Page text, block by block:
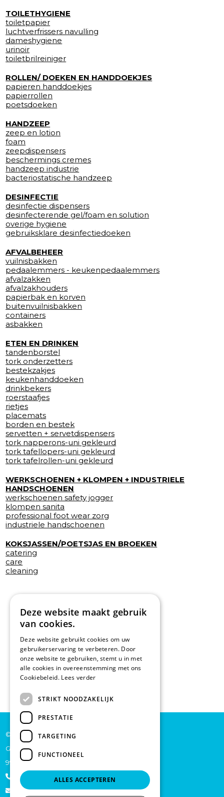
TOILETHYGIENE
toiletpapier
luchtverfrissers navulling
dameshygiene
urinoir
toiletbrilreiniger
ROLLEN/ DOEKEN EN HANDDOEKJES
papieren handdoekjes
papierrollen
poetsdoeken
HANDZEEP
zeep en lotion
foam
zeepdispensers
beschermings cremes
handzeep industrie
bacteriostatische handzeep
DESINFECTIE
desinfectie dispensers
desinfecterende gel/foam en solution
overige hygiene
gebruiksklare desinfectiedoeken
AFVALBEHEER
vuilnisbakken
pedaalemmers - keukenpedaalemmers
afvalzakken
afvalzakhouders
papierbak en korven
buitenvuilnisbakken
containers
asbakken
ETEN EN DRINKEN
tandenborstel
tork onderzetters
bestekzakjes
keukenhanddoeken
drinkbekers
roerstaafjes
rietjes
placemats
borden en bestek
servetten + servetdispensers
tork napperons-uni gekleurd
tork tafellopers-uni gekleurd
tork tafelrollen-uni gekleurd
WERKSCHOENEN + KLOMPEN + INDUSTRIELE
HANDSCHOENEN
werkschoenen safety jogger
klompen sanita
professional foot wear zorg
industriele handschoenen
KOKSJASSEN/POETSJAS EN BROEKEN
catering
care
cleaning
© De Backer CP bv
Grote Baan 45
9920 Lievegem
+32 473 70 46 27
info@schoonmaakproductenonline.be
Deze website maakt gebruik
van cookies.
Deze website gebruikt cookies om uw
gebruikerservaring te verbeteren. Door
onze website te gebruiken, stemt u in met
alle cookies in overeenstemming met ons
Cookiebeleid. Lees verder
STRIKT NOODZAKELIJK
PRESTATIE
TARGETING
FUNCTIONEEL
ALLES ACCEPTEREN